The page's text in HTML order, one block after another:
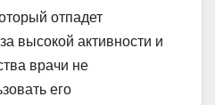
отпадет
высокой активности и
врачи не
его